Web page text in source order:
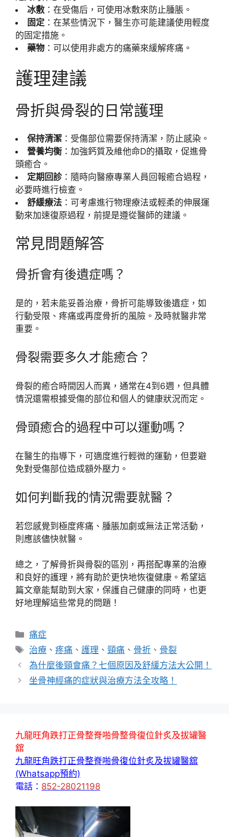
冰敷 ：在受傷后，可使用冰敷來防止腫脹。
固定 ：在某些情況下，醫生亦可能建議使用輕度
的固定措施。
藥物 ：可以使用非處方的痛藥來緩解疼痛。
護理建議
骨折與骨裂的日常護理
保持清潔 ：受傷部位需要保持清潔，防止感染。
營養均衡 ：加強鈣質及維他命D的攝取，促進骨
頭癒合。
定期回診：隨時向醫療專業人員回報癒合過程，
必要時進行檢查。
舒緩療法 ：可考慮進行物理療法或輕柔的伸展運
動來加速復原過程，前提是遵從醫師的建議。
常見問題解答
骨折會有後遺症嗎？
是的，若未能妥善治療，骨折可能導致後遺症，如
行動受限、疼痛或再度骨折的風險。及時就醫非常
重要。
骨裂需要多久才能癒合？
骨裂的癒合時間因人而異，通常在4到6週，但具體
情況還需根據受傷的部位和個人的健康狀況而定。
骨頭癒合的過程中可以運動嗎？
在醫生的指導下，可適度進行輕微的運動，但要避
免對受傷部位造成額外壓力。
如何判斷我的情況需要就醫？
若您感覺到極度疼痛、腫脹加劇或無法正常活動，
則應該儘快就醫。
總之，了解骨折與骨裂的區別，再搭配專業的治療
和良好的護理，將有助於更快地恢復健康。希望這
篇文章能幫助到大家，保護自己健康的同時，也更
好地理解這些常見的問題！
分
類
痛症
標
籤
治療 、疼痛 、護理 、頸痛 、 骨折 、 骨裂
為什麼後頸會痛？七個原因及舒緩方法大公開！
坐骨神經痛的症狀與治療方法全攻略！
九龍旺角跌打正骨整脊啪骨整骨復位針炙及拔罐醫
舘
九龍旺角跌打正骨整脊啪骨復位針炙及拔罐醫舘
(Whatsapp預約)
電話： 852-28021198